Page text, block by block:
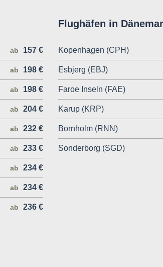
ab 157 €
ab 198 €
ab 198 €
ab 204 €
ab 232 €
ab 233 €
ab 234 €
ab 234 €
ab 236 €
Flughäfen in
Kopenhagen (CPH)
Esbjerg (EBJ)
Faroe Inseln (FAE)
Karup (KRP)
Bornholm (RNN)
Sonderborg (SGD)